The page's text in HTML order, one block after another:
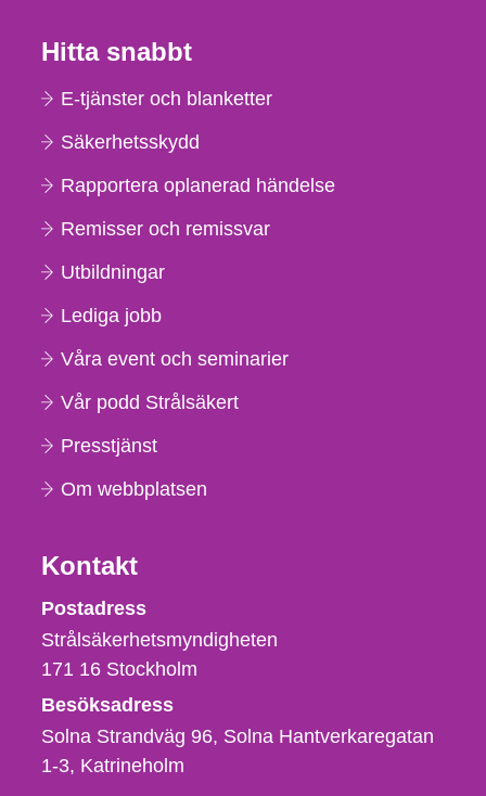
Hitta snabbt
E-tjänster och blanketter
Säkerhetsskydd
Rapportera oplanerad händelse
Remisser och remissvar
Utbildningar
Lediga jobb
Våra event och seminarier
Vår podd Strålsäkert
Presstjänst
Om webbplatsen
Kontakt
Strålsäkerhetsmyndigheten
Postadress
Strålsäkerhetsmyndigheten
171 16 Stockholm
Besöksadress
Solna Strandväg 96, Solna Hantverkaregatan
1-3 Katrineholm